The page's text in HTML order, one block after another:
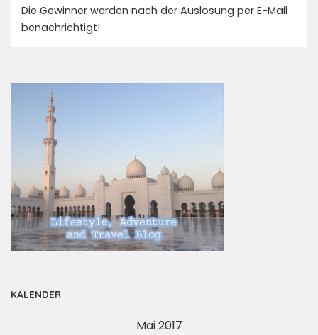
Die Gewinner werden nach der Auslosung per E-Mail
benachrichtigt!
KALENDER
Mai 2017